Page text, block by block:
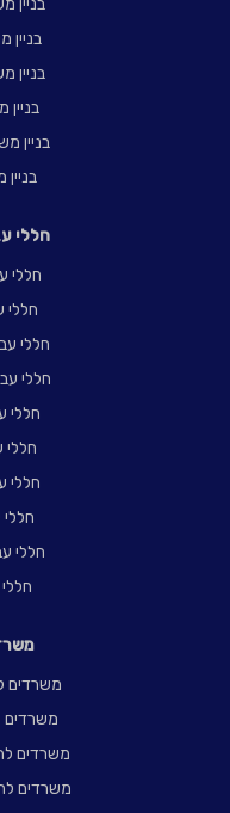
בניין
בניין
בניין
חללי
חללי
חללי
חללי
חללי
חללי
חללי
חללי
חללי
משרדים
משרדים
משרדים
משרדים